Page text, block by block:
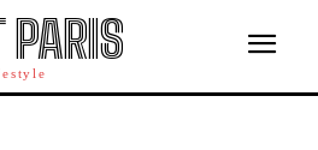
PARIS